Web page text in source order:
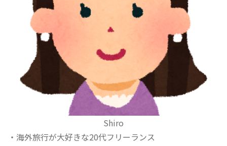
Shiro
・海外旅行が大好きな20代フリーランス